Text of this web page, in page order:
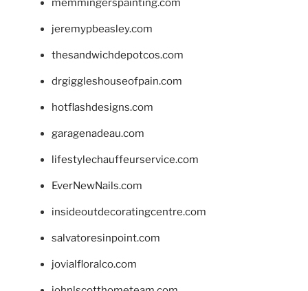
memmingerspainting.com
jeremypbeasley.com
thesandwichdepotcos.com
drgiggleshouseofpain.com
hotflashdesigns.com
garagenadeau.com
lifestylechauffeurservice.com
EverNewNails.com
insideoutdecoratingcentre.com
salvatoresinpoint.com
jovialfloralco.com